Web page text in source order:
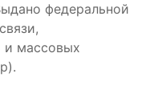
федеральной
и массовых